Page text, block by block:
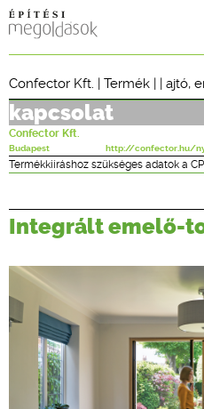
CPR
ONLINE
Confector Kft. | Termék | | ajtó,
kapcsolat
Confector Kft.
Budapest http://confector.hu/
Termékkiíráshoz szükséges adatok a
Integrált emelő-